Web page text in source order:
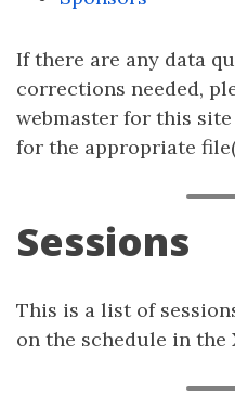
If there are any data
corrections needed,
webmaster for this
for the appropriate
Sessions
This is a list of
on the schedule in the